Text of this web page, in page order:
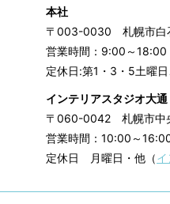
本社
〒003-0030 札幌市白
営業時間：9:00～18:00
定休日:第1・3・5土曜
インテリアスタジオ大通
〒060-0042 札幌市中
営業時間：10:00～
定休日 月曜日・他（